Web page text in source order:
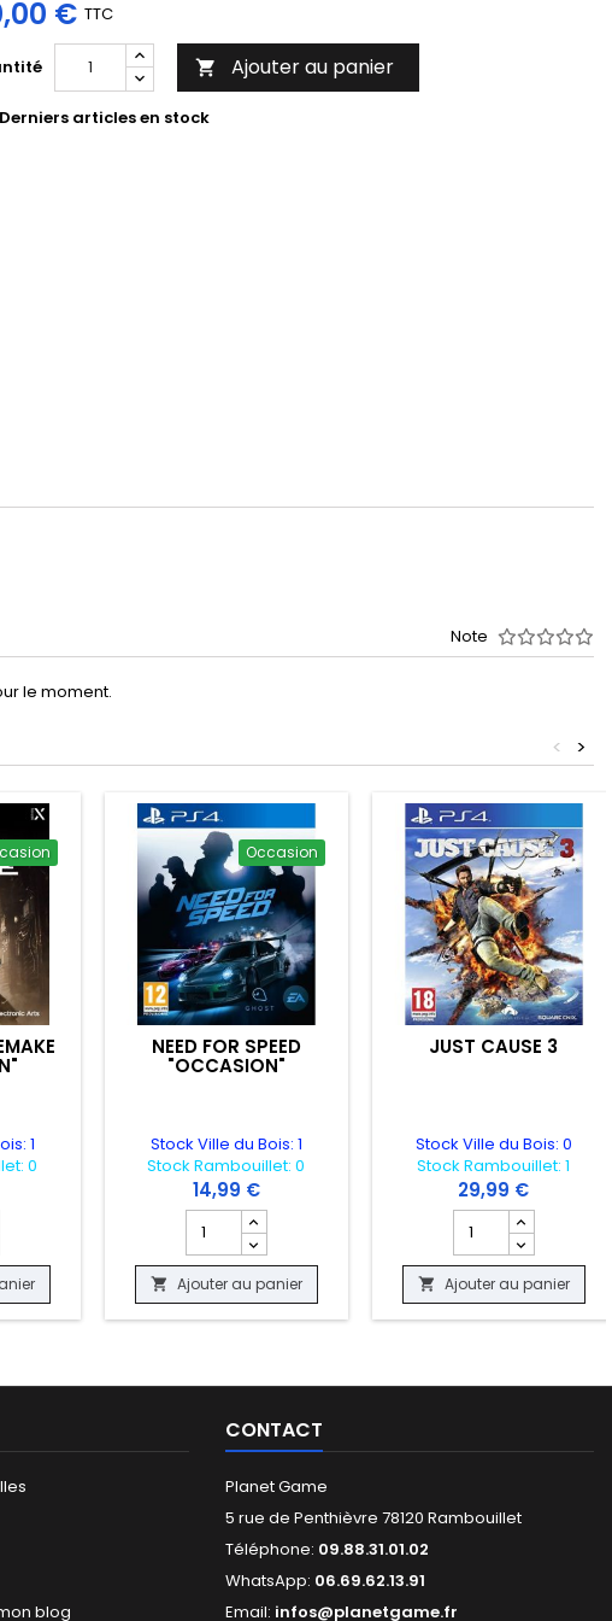
€ TTC
 Ajouter au panier
Derniers articles en stock
Note
le moment.
>
<
AT WAR II "OCCASION"
1
0
du produit DEAD SPACE REMAKE "OCCASION"
Occasion
NEED FOR SPEED
"OCCASION"
Stock Ville du Bois: 1
Stock Rambouillet: 0
14,99 €
Champ quantité du produit NEED FOR SPEED
 Ajouter au panier
JUST CAUSE 3
Stock Ville du Bois: 0
Stock Rambouillet: 1
29,99 €
Champ quantité du
 Ajouter au panier
blog
CONTACT
Planet Game
5 rue de Penthièvre 78120 Rambouillet
Téléphone: 09.88.31.01.02
WhatsApp: 06.69.62.13.91
Email: infos@planetgame.fr